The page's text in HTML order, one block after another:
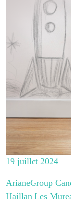
19 juillet 2024
ArianeGroup
Haillan Les